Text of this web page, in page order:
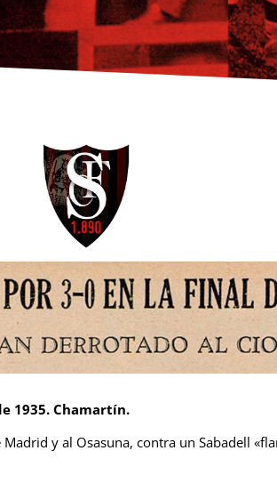
1935. Chamartín.
y al Osasuna, contra un Sabadell